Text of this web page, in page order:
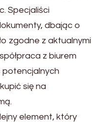
Specjaliści
dbając o
zgodne z aktualnymi
z biurem
potencjalnych
się na
element, który